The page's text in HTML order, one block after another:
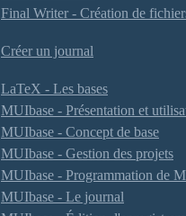
Final Writer - Création de
Créer un journal
LaTeX - Les bases
MUIbase - Présentation et
MUIbase - Concept de base
MUIbase - Gestion des projets
MUIbase - Programmation de
MUIbase - Le journal